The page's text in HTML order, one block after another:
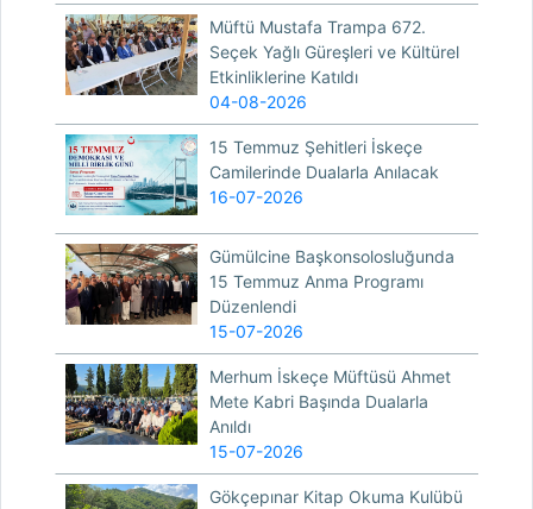
Müftü Mustafa Trampa 672.
Seçek Yağlı Güreşleri ve Kültürel
Etkinliklerine Katıldı
04-08-2026
15 Temmuz Şehitleri İskeçe
Camilerinde Dualarla Anılacak
16-07-2026
Gümülcine Başkonsolosluğunda
15 Temmuz Anma Programı
Düzenlendi
15-07-2026
Merhum İskeçe Müftüsü Ahmet
Mete Kabri Başında Dualarla
Anıldı
15-07-2026
Gökçepınar Kitap Okuma Kulübü